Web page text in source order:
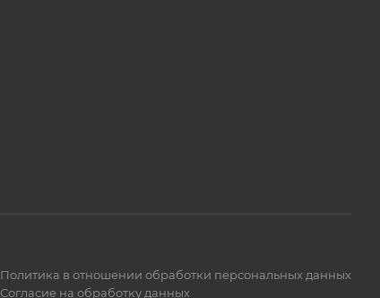
Политика в отношении обработки персональных данных
Согласие на обработку данных